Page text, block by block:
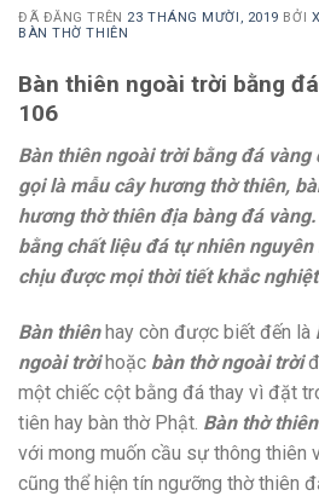
ĐÃ ĐĂNG TRÊN 23 THÁNG MƯỜI, 2019 BỞI
BÀN THỜ THIÊN
Bàn thiên ngoài trời bằng
106
Bàn thiên ngoài trời bằng đá vàng
gọi là mẫu cây hương thờ thiên,
hương thờ thiên địa bàng đá
bằng chất liệu đá tự nhiên
chịu được mọi thời tiết khắc
Bàn thiênhay còn được biết đến là
ngoài trờihoặc bàn thờ ngoài trời
một chiếc cột bằng đá thay vì đặt
tiên hay bàn thờ Phật. Bàn thờ thiên
với mong muốn cầu sự thông thiên
cũng thể hiện tín ngưỡng thờ thiên